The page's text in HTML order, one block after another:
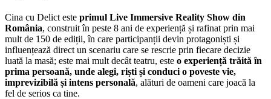
Cina cu Delict este primul Live Immersive Reality Show din
România, construit în peste 8 ani de experiență și rafinat prin mai
mult de 150 de ediții, în care participanții devin protagoniști și
influențează direct un scenariu care se rescrie prin fiecare decizie
luată la masă; este mai mult decât teatru, este o experiență trăită în
prima persoană, unde alegi, riști și conduci o poveste vie,
imprevizibilă și intens personală, alături de oameni care joacă la
fel de serios ca tine.